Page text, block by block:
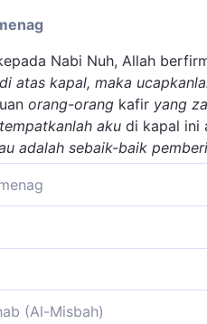
Nabi Nuh, Allah
atas kapal, maka
orang-orang kafir yang
aku di kapal ini
adalah sebaik-baik
Tuhanku, turunkanlah
memberi tempat yang
berkata, Allah
semua ke dalamnya
secara terpisah pada
turun dari bahtera, ('Ya
(Al-Misbah)